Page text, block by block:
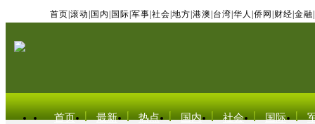
首页 滚动 国内 国际 军事 社会 地方 港澳 台湾 华人 侨网 财经 金融
首页 最新 热点 国内 社会 国际